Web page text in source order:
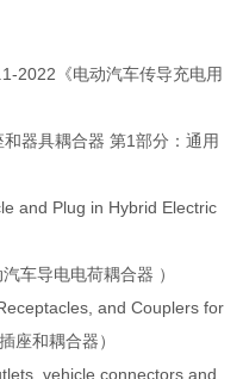
2022《电动汽车传导充电用
器具耦合器 第1部分：通用
and Plug in Hybrid Electric
车导电电荷耦合器 ）
and Couplers for
座和耦合器）
vehicle connectors and